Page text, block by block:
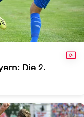
Die 2.